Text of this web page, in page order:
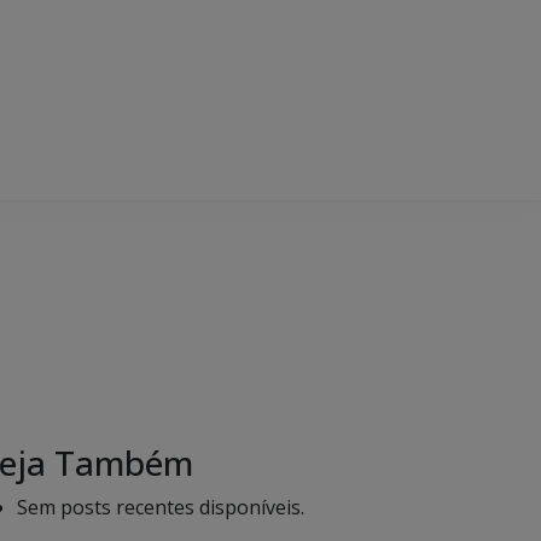
Também
Sem posts recentes disponíveis.